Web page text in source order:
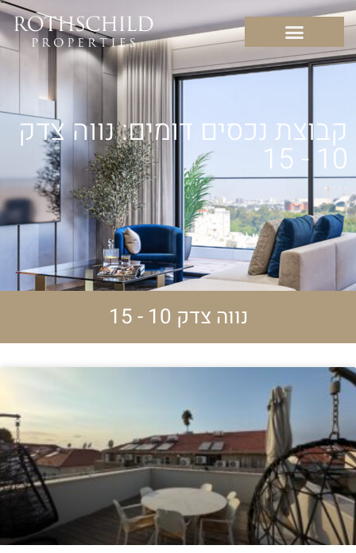
קבוצת נכסים דומים: נווה צדק
10 - 15
נווה צדק 10 - 15